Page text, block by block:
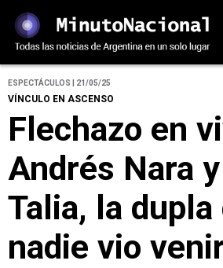
ESPECTÁCULOS | 21/05/25
VÍNCULO EN ASCENSO
Flechazo en
Andrés Nara
Talia, la dupla
nadie vio